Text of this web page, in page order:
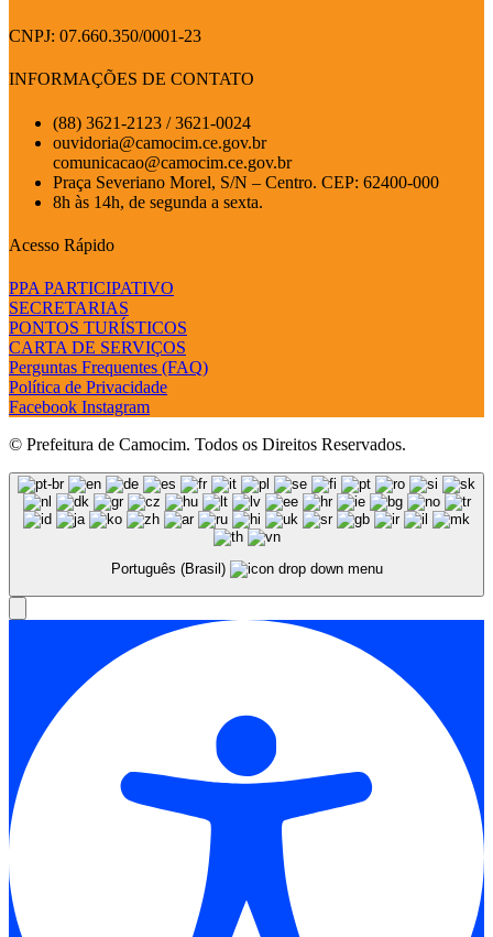
CNPJ: 07.660.350/0001-23
INFORMAÇÕES DE CONTATO
(88) 3621-2123 / 3621-0024
ouvidoria@camocim.ce.gov.br
comunicacao@camocim.ce.gov.br
Praça Severiano Morel, S/N – Centro. CEP: 62400-000
8h às 14h, de segunda a sexta.
Acesso Rápido
PPA PARTICIPATIVO
SECRETARIAS
PONTOS TURÍSTICOS
CARTA DE SERVIÇOS
Perguntas Frequentes (FAQ)
Política de Privacidade
Facebook Instagram
© Prefeitura de Camocim. Todos os Direitos Reservados.
Português (Brasil)